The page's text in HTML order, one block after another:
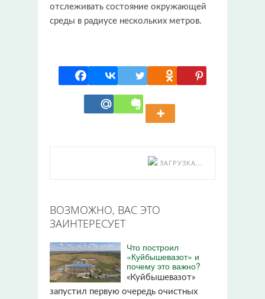
отслеживать состояние окружающей
среды в радиусе нескольких метров.
ЗАГРУЗКА...
ВОЗМОЖНО, ВАС ЭТО
ЗАИНТЕРЕСУЕТ
Что построил
«Куйбышевазот» и
почему это важно?
«Куйбышевазот»
запустил первую очередь очистных